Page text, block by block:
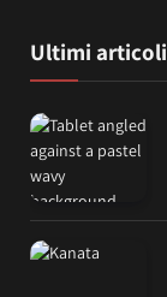
Ultimi articoli